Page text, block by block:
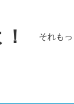
それもっ